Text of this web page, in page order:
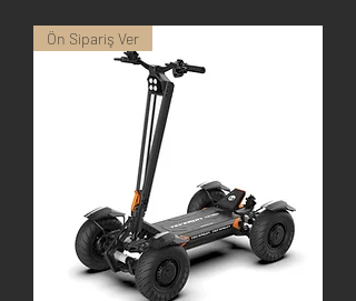
Ön Sipariş Ver